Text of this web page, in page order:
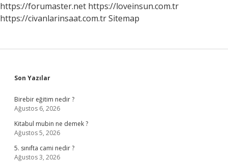
https://forumaster.net https://loveinsun.com.tr
https://civanlarinsaat.com.trSitemap
Sidebar
Son Yazılar
Birebir eğitim nedir ?
Ağustos 6, 2026
Kitabul mubin ne demek ?
Ağustos 5, 2026
5. sınıfta cami nedir ?
Ağustos 3, 2026